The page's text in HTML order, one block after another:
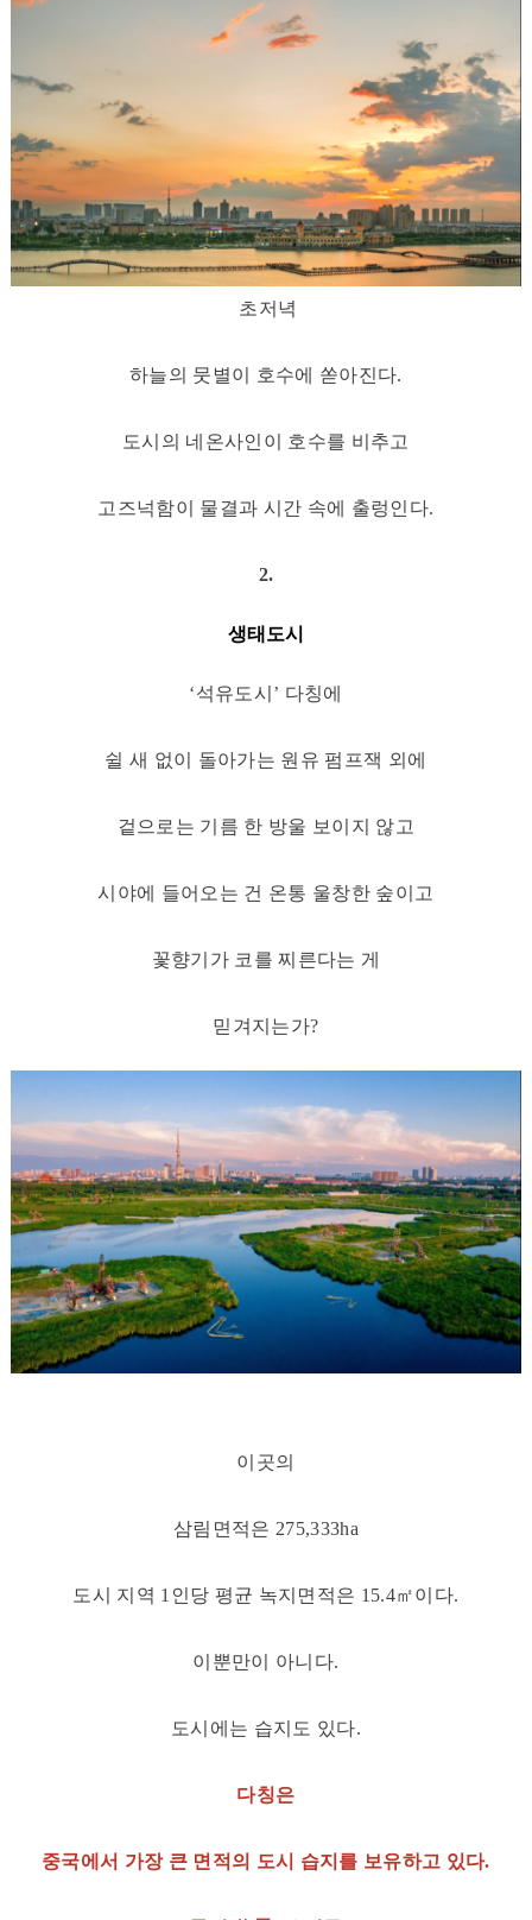
초저녁
하늘의 뭇별이 호수에 쏟아진다.
도시의 네온사인이 호수를 비추고
고즈넉함이 물결과 시간 속에 출렁인다.
2.
생태도시
‘석유도시 ’ 다칭에
쉴 새 없이 돌아가는 원유 펌프잭 외에
겉으로는 기름 한 방울 보이지 않고
시야에 들어오는 건 온통 울창한 숲이고
꽃향기가 코를 찌른다는 게
믿겨지는가?
이곳의
삼림면적은 275,333ha
도시 지역 1인당 평균 녹지면적은 15.4㎡이다.
이뿐만이 아니다.
도시에는 습지도 있다.
다칭은
중국에서 가장 큰 면적의 도시 습지를 보유하고 있다.